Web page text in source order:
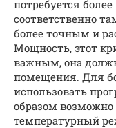
потребуется
соответственно
более точным и
Мощность, этот
важным, она
помещения. Для
использовать
образом возможно
температурный